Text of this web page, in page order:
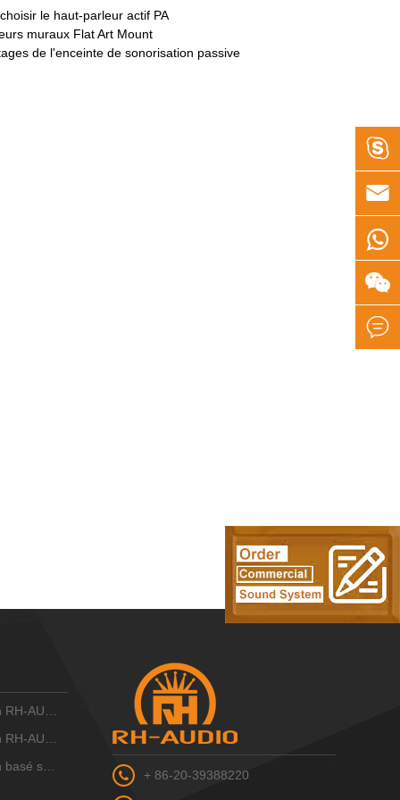
le haut-parleur actif PA
muraux Flat Art Mount
de l'enceinte de sonorisation passive
10 ZONE
16 zones
AUDIO
+ 86-20-39388220




